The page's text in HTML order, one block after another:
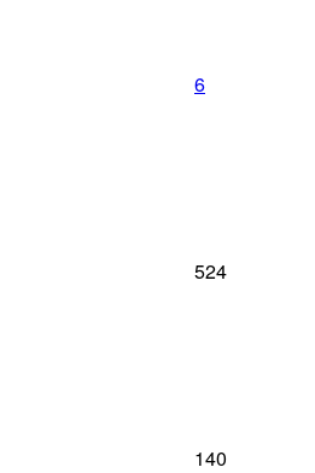
6
524
140